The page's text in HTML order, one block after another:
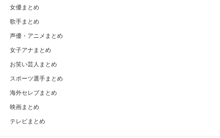
女優まとめ
歌手まとめ
声優・アニメまとめ
女子アナまとめ
お笑い芸人まとめ
スポーツ選手まとめ
海外セレブまとめ
映画まとめ
テレビまとめ